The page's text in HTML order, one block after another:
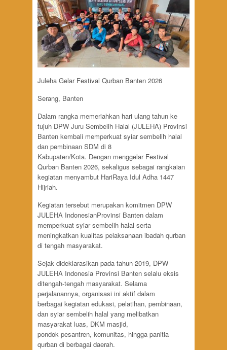
Juleha Gelar Festival Qurban Banten 2026
Serang, Banten
Dalam rangka memeriahkan hari ulang tahun ke
tujuh DPW Juru Sembelih Halal (JULEHA) Provinsi
Banten kembali memperkuat syiar sembelih halal
dan pembinaan SDM di 8
Kabupaten/Kota. Dengan menggelar Festival
Qurban Banten 2026, sekaligus sebagai rangkaian
kegiatan menyambut HariRaya Idul Adha 1447
Hijriah.
Kegiatan tersebut merupakan komitmen DPW
JULEHA IndonesianProvinsi Banten dalam
memperkuat syiar sembelih halal serta
meningkatkan kualitas pelaksanaan ibadah qurban
di tengah masyarakat.
Sejak dideklarasikan pada tahun 2019, DPW
JULEHA Indonesia Provinsi Banten selalu eksis
ditengah-tengah masyarakat. Selama
perjalanannya, organisasi ini aktif dalam
berbagai kegiatan edukasi, pelatihan, pembinaan,
dan syiar sembelih halal yang melibatkan
masyarakat luas, DKM masjid,
pondok pesantren, komunitas, hingga panitia
qurban di berbagai daerah.